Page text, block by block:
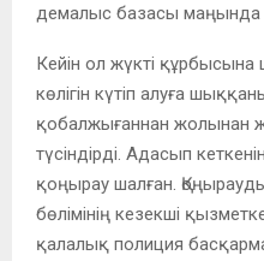
демалыс базасы маңында
Кейін ол жүкті
көлігін күтіп алуға
қобалжығаннан жолынан
түсіндірді. Адасып
қоңырау шалған.
бөлімінің кезекші
қалалық полиция